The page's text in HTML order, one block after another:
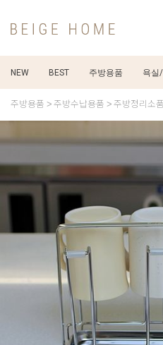
NEW BEST 주방용품 욕실
주방용품 주방수납용품 주방정리소품